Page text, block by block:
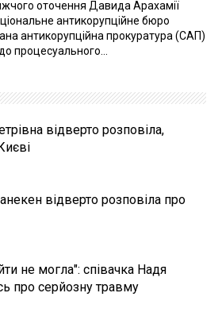
оточення Давида Арахамії
антикорупційне бюро
антикорупційна прокуратура (САП)
процесуального...
відверто розповіла,
відверто розповіла про
не могла": співачка Надя
про серйозну травму